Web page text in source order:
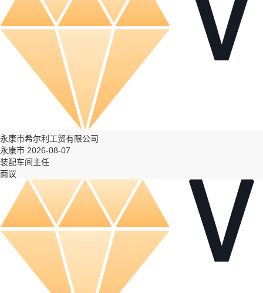
永康市希尔利工贸有限公司
永康市 2026-08-07
装配车间主任
面议